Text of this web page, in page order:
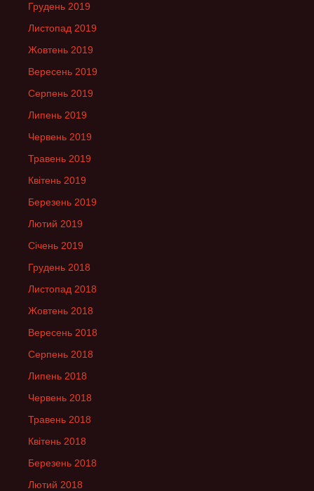
Грудень 2019
Листопад 2019
Жовтень 2019
Вересень 2019
Серпень 2019
Липень 2019
Червень 2019
Травень 2019
Квітень 2019
Березень 2019
Лютий 2019
Січень 2019
Грудень 2018
Листопад 2018
Жовтень 2018
Вересень 2018
Серпень 2018
Липень 2018
Червень 2018
Травень 2018
Квітень 2018
Березень 2018
Лютий 2018